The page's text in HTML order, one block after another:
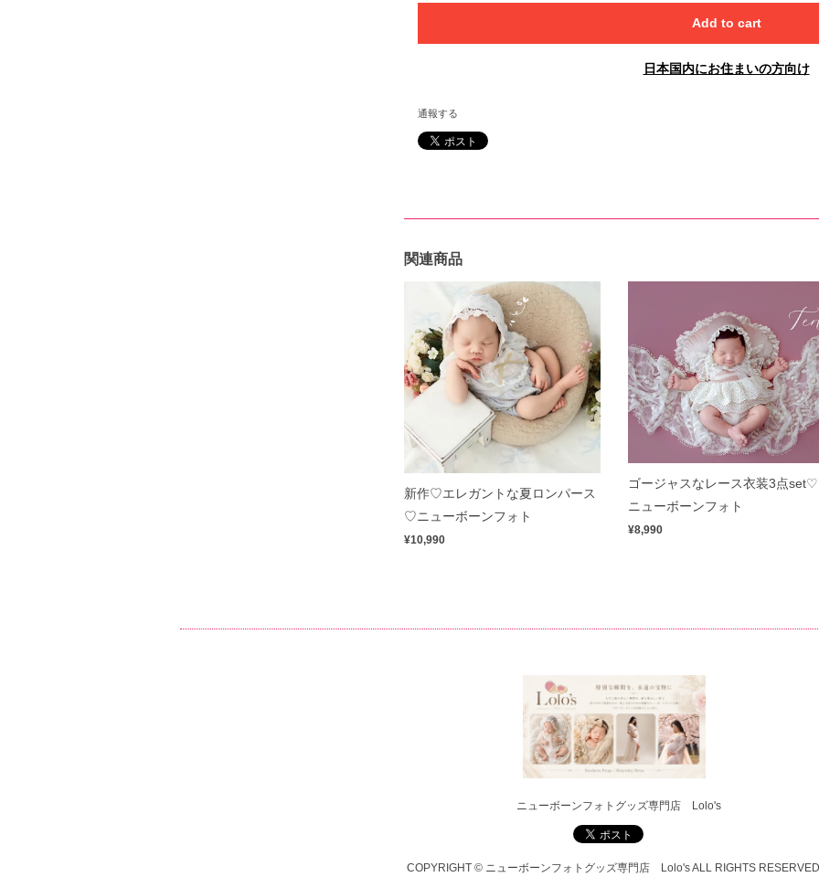
Add to cart
日本国内にお住まいの方向け
通報する
関連商品
新作♡エレガントな夏ロンパース
♡ニューボーンフォト
¥10,990
ゴージャスなレース衣装3点set♡
ニューボーンフォト
¥8,990
ニューボーンフォトグッズ専門店 Lolo's
COPYRIGHT © ニューボーンフォトグッズ専門店 Lolo's ALL RIGHTS